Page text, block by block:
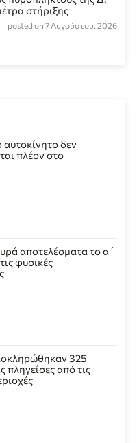
στήριξης
posted on 7 Αυγούστου, 2026
δεν
πλέον στο
αποτελέσματα το α΄
φυσικές
325
πληγείσες από τις